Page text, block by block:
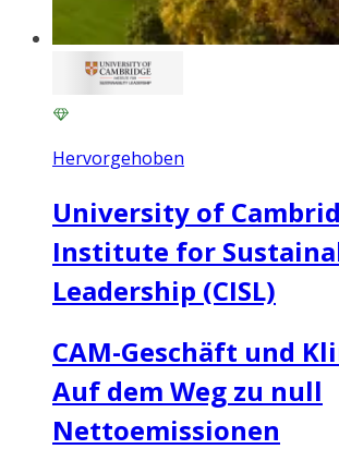
Hervorgehoben
University of
Institute for
Leadership (CISL)
CAM-Geschäft und
Auf dem Weg zu null
Nettoemissionen